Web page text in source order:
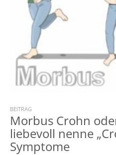
BEITRAG
Morbus Crohn
liebevoll nenne
Symptome